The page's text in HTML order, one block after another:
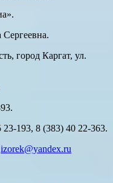
город Каргат, ул.
193, 8 (383) 40 22-363.
izorek@yandex.ru